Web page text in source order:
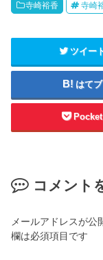
寺崎裕香 寺崎
ツイー
はてブ
Pocket
コメント
メールアドレスが公
欄は必須項目です